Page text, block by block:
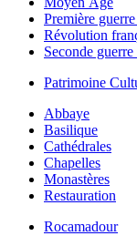
Première
Révolution
Seconde
Patrimoine
Abbaye
Basilique
Cathédrales
Chapelles
Monastères
Restauration
Rocamadour